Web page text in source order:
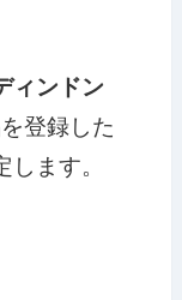
ィンドン
登録した
ます。